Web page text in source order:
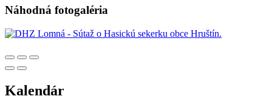
Náhodná fotogaléria
Kalendár